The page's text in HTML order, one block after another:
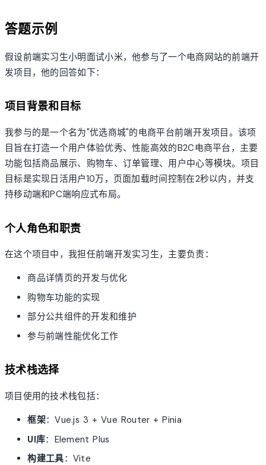
答题示例
假设前端实习生小明面试小米，他参与了一个电商网站的前端开
发项目，他的回答如下：
项目背景和目标
我参与的是一个名为"优选商城"的电商平台前端开发项目。该项
目旨在打造一个用户体验优秀、性能高效的B2C电商平台，主要
功能包括商品展示、购物车、订单管理、用户中心等模块。项目
目标是实现日活用户10万，页面加载时间控制在2秒以内，并支
持移动端和PC端响应式布局。
个人角色和职责
在这个项目中，我担任前端开发实习生，主要负责：
商品详情页的开发与优化
购物车功能的实现
部分公共组件的开发和维护
参与前端性能优化工作
技术栈选择
项目使用的技术栈包括：
框架：Vue.js 3 + Vue Router + Pinia
UI库：Element Plus
构建工具：Vite